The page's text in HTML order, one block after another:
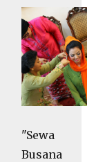
"Sewa
Busana